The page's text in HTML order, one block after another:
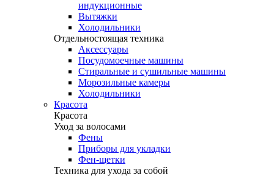
индукционные
Вытяжки
Холодильники
Отдельностоящая техника
Аксессуары
Посудомоечные машины
Стиральные и сушильные машины
Морозильные камеры
Холодильники
Красота
Красота
Уход за волосами
Фены
Приборы для укладки
Фен-щетки
Техника для ухода за собой